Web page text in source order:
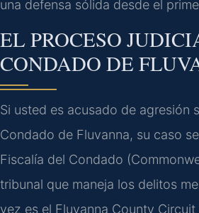
una defensa sólida desde el
EL PROCESO
CONDADO DE
Si usted es acusado de agresión
Condado de Fluvanna, su caso
Fiscalía del Condado
tribunal que maneja los delitos
vez es el Fluvanna County